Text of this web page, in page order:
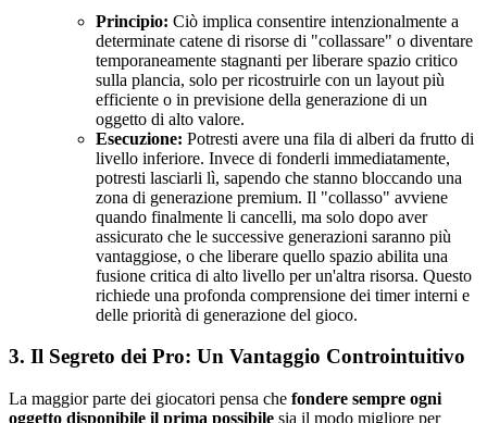
Principio: Ciò implica consentire intenzionalmente a
determinate catene di risorse di "collassare" o diventare
temporaneamente stagnanti per liberare spazio critico
sulla plancia, solo per ricostruirle con un layout più
efficiente o in previsione della generazione di un
oggetto di alto valore.
Esecuzione: Potresti avere una fila di alberi da frutto di
livello inferiore. Invece di fonderli immediatamente,
potresti lasciarli lì, sapendo che stanno bloccando una
zona di generazione premium. Il "collasso" avviene
quando finalmente li cancelli, ma solo dopo aver
assicurato che le successive generazioni saranno più
vantaggiose, o che liberare quello spazio abilita una
fusione critica di alto livello per un'altra risorsa. Questo
richiede una profonda comprensione dei timer interni e
delle priorità di generazione del gioco.
3. Il Segreto dei Pro: Un Vantaggio Controintuitivo
La maggior parte dei giocatori pensa che fondere sempre ogni
oggetto disponibile il prima possibile sia il modo migliore per